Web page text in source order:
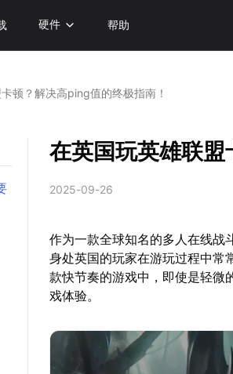
硬件 帮助
顿？解决高ping值的终极指南！
在英国玩英雄联盟
2025-09-26
作为一款全球知名的多人在线战
身处英国的玩家在游玩过程中常
款快节奏的游戏中，即使是轻微
戏体验。